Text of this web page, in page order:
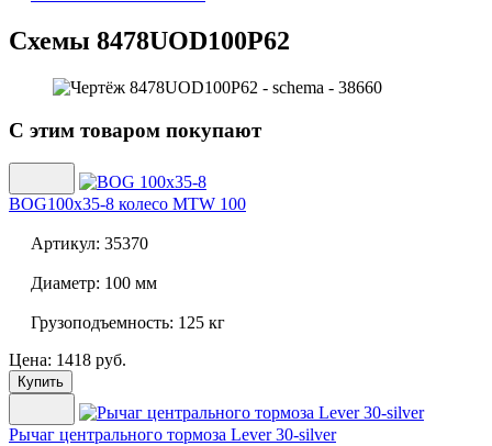
Схемы 8478UOD100P62
С этим товаром покупают
BOG100x35-8 колесо MTW 100
Артикул: 35370
Диаметр: 100 мм
Грузоподъемность: 125 кг
Цена: 1418 руб.
Купить
Рычаг центрального тормоза Lever 30-silver